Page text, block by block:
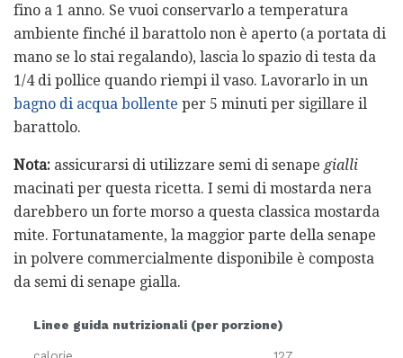
fino a 1 anno. Se vuoi conservarlo a temperatura
ambiente finché il barattolo non è aperto (a portata di
mano se lo stai regalando), lascia lo spazio di testa da
1/4 di pollice quando riempi il vaso. Lavorarlo in un
bagno di acqua bollente per 5 minuti per sigillare il
barattolo.
Nota: assicurarsi di utilizzare semi di senape gialli
macinati per questa ricetta. I semi di mostarda nera
darebbero un forte morso a questa classica mostarda
mite. Fortunatamente, la maggior parte della senape
in polvere commercialmente disponibile è composta
da semi di senape gialla.
Linee guida nutrizionali (per porzione)
calorie 127